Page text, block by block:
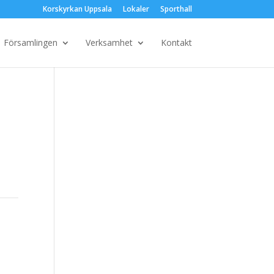
Korskyrkan Uppsala Lokaler Sporthall
Församlingen Verksamhet Kontakt